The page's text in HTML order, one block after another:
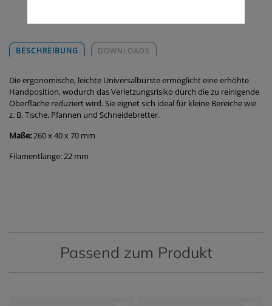
BESCHREIBUNG DOWNLOADS
Die ergonomische, leichte Universalbürste ermöglicht eine erhöhte
Handposition, wodurch das Verletzungsrisiko durch die zu reinigende
Oberfläche reduziert wird. Sie eignet sich ideal für kleine Bereiche wie
z. B. Tische, Pfannen und Schneidebretter.
Maße:260 x 40 x 70 mm
Filamentlänge: 22 mm
Passend zum Produkt